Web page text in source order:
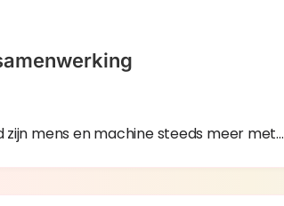
mens en machine steeds meer met…